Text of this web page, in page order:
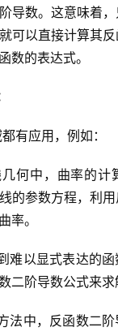
导数。这意味着
可以直接计算其反
数的表达式。
有应用，例如：
何中，曲率的计
的参数方程，利
率。
难以显式表达的
二阶导数公式来求
法中，反函数二